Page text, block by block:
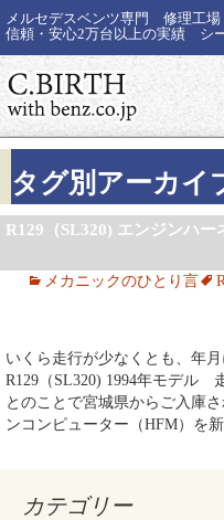
メルセデスベンツ専門 修理工
信頼・安心2万台以上の実績 シ
タグ別アーカイ
R129（SL320) エンジンハー
メカニックのひとり言
いくら走行が少なくとも、年月
R129（SL320) 1994年モデル
とのことで宮城県からご入庫
ンコンピューター（HFM）を
カテゴリー